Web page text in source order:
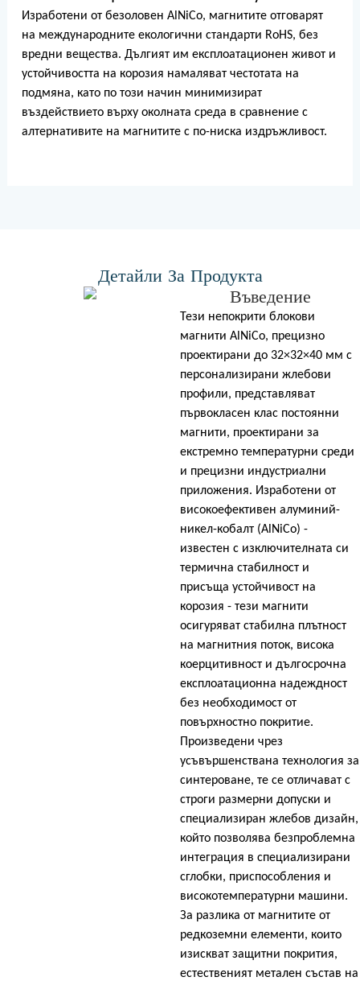
Изработени от безоловен AlNiCo, магнитите отговарят
на международните екологични стандарти RoHS, без
вредни вещества. Дългият им експлоатационен живот и
устойчивостта на корозия намаляват честотата на
подмяна, като по този начин минимизират
въздействието върху околната среда в сравнение с
алтернативите на магнитите с по-ниска издръжливост.
Детайли За Продукта
Въведение
Тези непокрити блокови
магнити AlNiCo, прецизно
проектирани до 32×32×40 мм с
персонализирани жлебови
профили, представляват
първокласен клас постоянни
магнити, проектирани за
екстремно температурни среди
и прецизни индустриални
приложения. Изработени от
високоефективен алуминий-
никел-кобалт (AlNiCo) -
известен с изключителната си
термична стабилност и
присъща устойчивост на
корозия - тези магнити
осигуряват стабилна плътност
на магнитния поток, висока
коерцитивност и дългосрочна
експлоатационна надеждност
без необходимост от
повърхностно покритие.
Произведени чрез
усъвършенствана технология за
синтероване, те се отличават с
строги размерни допуски и
специализиран жлебов дизайн,
който позволява безпроблемна
интеграция в специализирани
сглобки, приспособления и
високотемпературни машини.
За разлика от магнитите от
редкоземни елементи, които
изискват защитни покрития,
естественият метален състав на